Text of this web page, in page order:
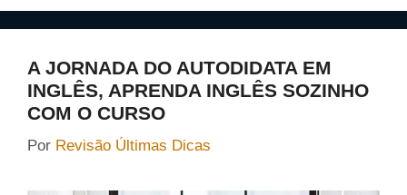
A JORNADA DO AUTODIDATA EM
INGLÊS, APRENDA INGLÊS SOZINHO
COM O CURSO
Por Revisão Últimas Dicas